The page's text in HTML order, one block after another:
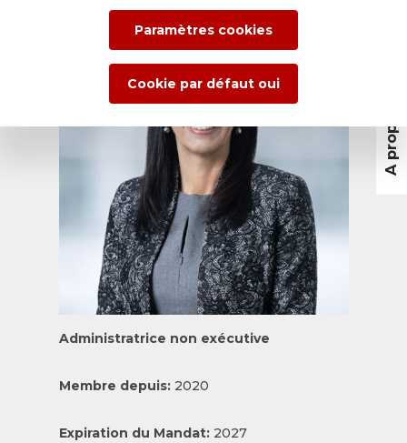
Administratrice non exécutive
Membre depuis: 2020
Expiration du Mandat: 2027
A propos de APG|SGA
Paramètres cookies
Cookie par défaut oui